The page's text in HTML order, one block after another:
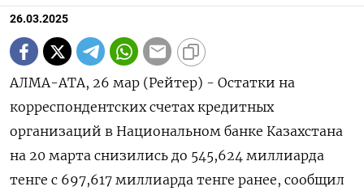
26.03.2025
АЛМА-АТА, 26 мар (Рейтер) - Остатки на
корреспондентских счетах кредитных
организаций в Национальном банке Казахстана
на 20 марта снизились до 545,624 миллиарда
тенге с 697,617 миллиарда тенге ранее, сообщил